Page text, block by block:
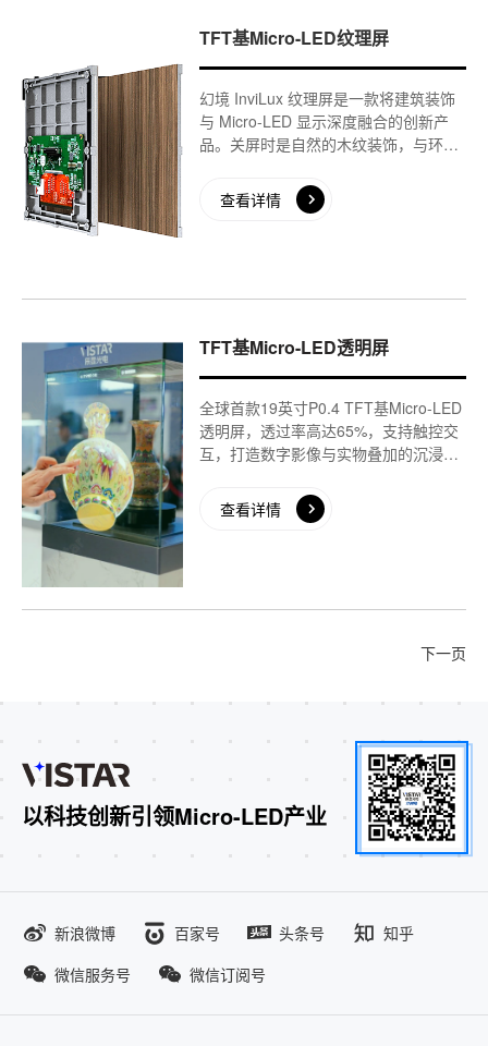
TFT基Micro-LED纹理屏
幻境 InviLux 纹理屏是一款将建筑装饰
与 Micro-LED 显示深度融合的创新产
品。关屏时是自然的木纹装饰，与环境
示屏，既能播放影像，也能展示艺术画
面。另外，它的饰面是可更换的，木
示技术、美学设计与智能家居完美结合
分。
查看详情
TFT基Micro-LED透明屏
全球首款19英寸P0.4 TFT基Micro-LED
透明屏，透过率高达65%，支持触控交
互，打造数字影像与实物叠加的沉浸式
零售橱窗到车载的AR挡风玻璃等多个场
景。
查看详情
下一页
以科技创新引领Micro-LED产业
新浪微博 百家号 头条号
知乎
微信服务号
微信订阅号